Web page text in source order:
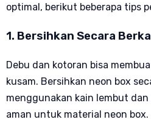
optimal, berikut beberapa tips
1. Bersihkan Secara
Debu dan kotoran bisa
kusam. Bersihkan neon box
menggunakan kain lembut
aman untuk material neon box.